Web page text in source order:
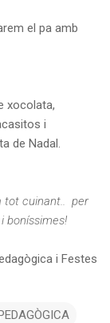
el pa amb
xocolata,
i
de Nadal.
tot cuinant.. per
boníssimes!
i Festes